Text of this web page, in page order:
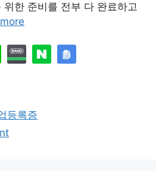
위한 준비를 전부 다 완료하고
등록증